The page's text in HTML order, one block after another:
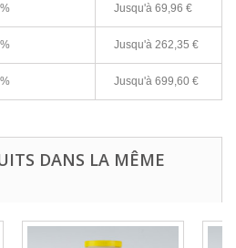
Jusqu'à 69,96 €
Jusqu'à 262,35 €
Jusqu'à 699,60 €
DANS LA MÊME